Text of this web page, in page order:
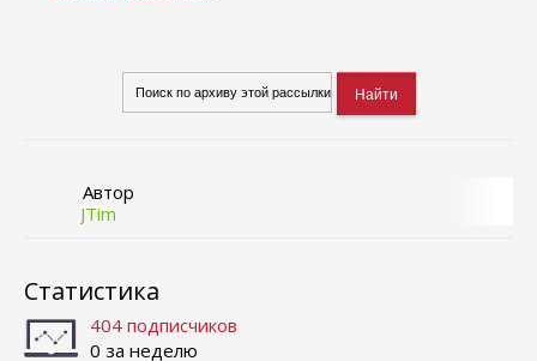
Автор
JTim
Статистика
404 подписчиков
0 за неделю